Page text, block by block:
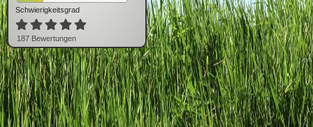
Schwierigkeitsgrad
187 Bewertungen